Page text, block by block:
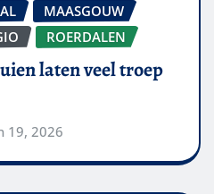
MAASGOUW
ROERDALEN
laten veel troep
19, 2026